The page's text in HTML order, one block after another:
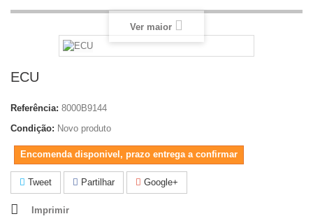
Ver maior
ECU
Referência: 8000B9144
Condição: Novo produto
Encomenda disponivel, prazo entrega a confirmar
Tweet Partilhar Google+
Imprimir